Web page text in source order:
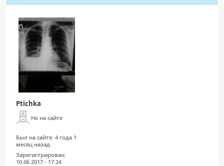
Ptichka
Не на сайте
Был на сайте: 4 года 1
месяц назад
Зарегистрирован:
10.06.2017 - 17:24